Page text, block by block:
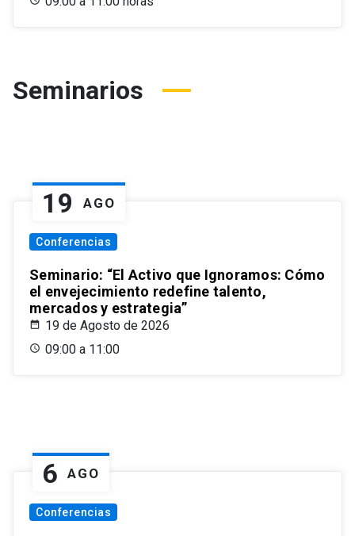
Seminarios
19 AGO
Conferencias
Seminario: “El Activo que Ignoramos: Cómo
el envejecimiento redefine talento,
mercados y estrategia”
19 de Agosto de 2026
09:00 a 11:00
6 AGO
Conferencias